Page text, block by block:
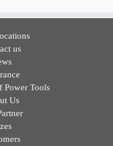
us
Power Tools
Us